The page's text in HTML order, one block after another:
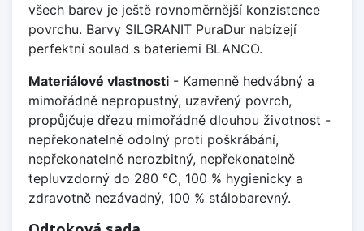
všech barev je ještě rovnoměrnější konzistence
povrchu. Barvy SILGRANIT PuraDur nabízejí
perfektní soulad s bateriemi BLANCO.
Materiálové vlastnosti - Kamenně hedvábný a
mimořádně nepropustný, uzavřený povrch,
propůjčuje dřezu mimořádně dlouhou životnost -
nepřekonatelně odolný proti poškrábání,
nepřekonatelně nerozbitný, nepřekonatelně
tepluvzdorný do 280 °C, 100 % hygienicky a
zdravotně nezávadný, 100 % stálobarevný.